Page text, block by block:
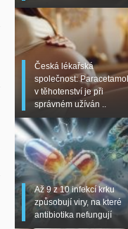
Česká lékařská
společnost: Paracetamol
v těhotenství je při
správném užíván ..
Až 9 z 10 infekcí krku
způsobují viry, na které
antibiotika nefungují